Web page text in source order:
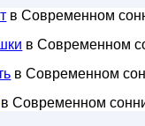
в Современном
в Современном
в Современном
в Современном